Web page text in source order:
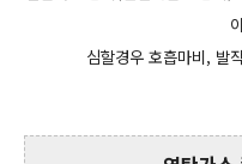
심할경우 호흡마비, 발